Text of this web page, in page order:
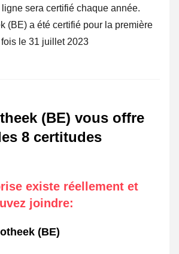
sera certifié chaque année.
(BE) a été certifié pour la première
fois le 31 juillet 2023
(BE) vous offre
8 certitudes
existe réellement et
joindre:
(BE)